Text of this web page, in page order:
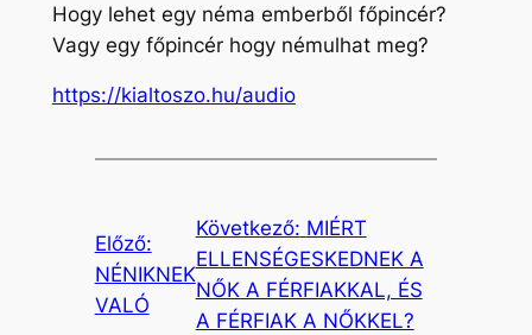
SHARE
Hogy lehet egy néma emberből főpincér?
Vagy egy főpincér hogy némulhat meg?
https://kialtoszo.hu/audio
Előző:
NÉNIKNEK
VALÓ
Következő: MIÉRT
ELLENSÉGESKEDNEK A
NŐK A FÉRFIAKKAL, ÉS
A FÉRFIAK A NŐKKEL?